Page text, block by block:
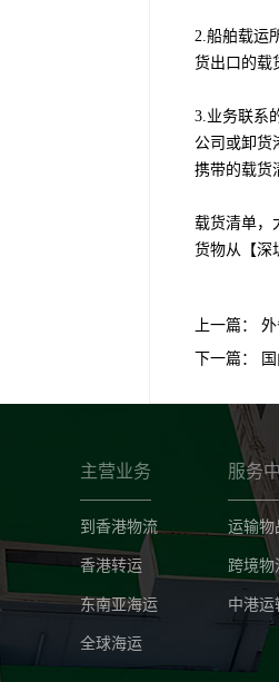
2.船舶载运
货出口的载
3.业务联系
公司或卸货
携带的载货
载货清单，
货物从【深
上一篇：
下一篇：
主营业务
到香港物流
香港转运
东南亚海运
全球海运
服务
运输物
跨境物
中港运